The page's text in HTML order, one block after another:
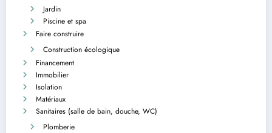
Jardin
Piscine et spa
Faire construire
Construction écologique
Financement
Immobilier
Isolation
Matériaux
Sanitaires (salle de bain, douche, WC)
Plomberie